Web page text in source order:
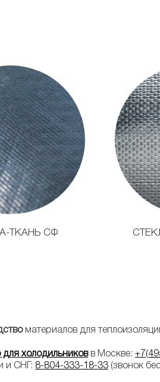
ТКАНЬ СФ
материалов для
для холодильниковв Москве:
и СНГ: 8-804-333-18-33 (звонок